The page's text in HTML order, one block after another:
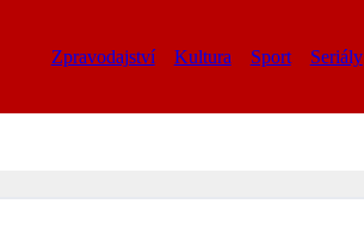
Zpravodajství Kultura Sport Seriály